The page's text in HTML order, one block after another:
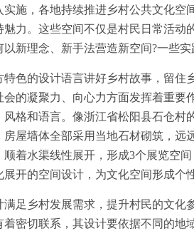
，各地持续推进乡村公共文化空
力。这些空间不仅是村民日常活动
新理念、新手法营造新空间?一些实
的设计语言讲好乡村故事，留住
的凝聚力、向心力方面发挥着重要
格和语言。像浙江省松阳县石仓村
屋墙体全部采用当地石材砌筑，远
着水渠线性展开，形成3个展览空
开的空间设计，为文化空间形成个
乡村发展需求，提升村民的文化
密切联系，其设计要依据不同的地